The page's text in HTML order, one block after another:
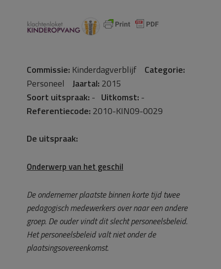
Commissie: Kinderdagverblijf Categorie:
Personeel Jaartal: 2015
Soort uitspraak: - Uitkomst: -
Referentiecode: 2010-KIN09-0029
De uitspraak:
Onderwerp van het geschil
De ondernemer plaatste binnen korte tijd twee
pedagogisch medewerkers over naar een andere
groep. De ouder vindt dit slecht personeelsbeleid.
Het personeelsbeleid valt niet onder de
plaatsingsovereenkomst.